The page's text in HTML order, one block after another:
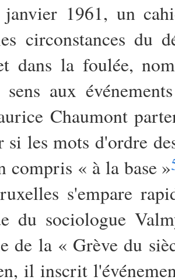
1961, un
circonstances du
dans la foulée,
sens aux
Chaumont
si les mots d'ordre
compris « à la base »
s'empare
du sociologue
de la « Grève du
il inscrit